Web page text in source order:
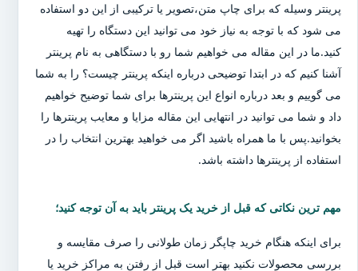
پرینتر وسیله که برای چاپ متن،تصویر یا ترکیبی از این دو استفاده
می شود که با توجه به نیاز خود می توانید این دستگاه را تهیه
کنید.ما در این مقاله می خواهیم شما رو با دستگاهی به نام پرینتر
آشنا کنیم که در ابتدا توضیحی درباره اینکه پرینتر چیست؟ را به شما
می گوییم و بعد درباره انواع این پرینترها برای شما توضیح خواهیم
داد و شما می توانید در انتهایی این مقاله مزایا و معایب پرینترها را
بخوانید.پس با ما همراه باشید اگر می خواهید بهترین انتخاب را در
استفاده از پرینترها داشته باشد.
مهم ترین نکاتی که قبل از خرید یک پرینتر باید به آن توجه کنید؛
برای اینکه هنگام خرید چاپگر زمان طولانی را صرف مقایسه و
بررسی محصولات نکنید بهتر است قبل از رفتن به مراکز خرید یا